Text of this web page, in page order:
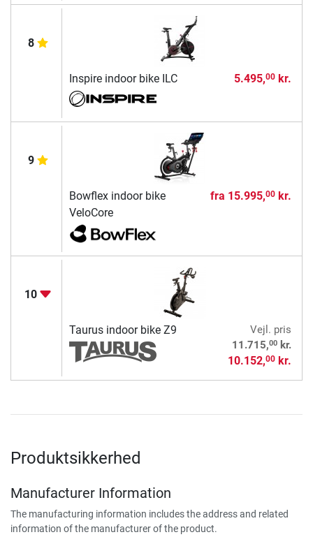
8
Inspire indoor bike ILC 5.495,00kr.
9
Bowflex indoor bike
VeloCore
fra 15.995,00kr.
10
Taurus indoor bike Z9
Vejl. pris
11.715,00kr.
10.152,00kr.
Produktsikkerhed
Manufacturer Information
The manufacturing information includes the address and related
information of the manufacturer of the product.